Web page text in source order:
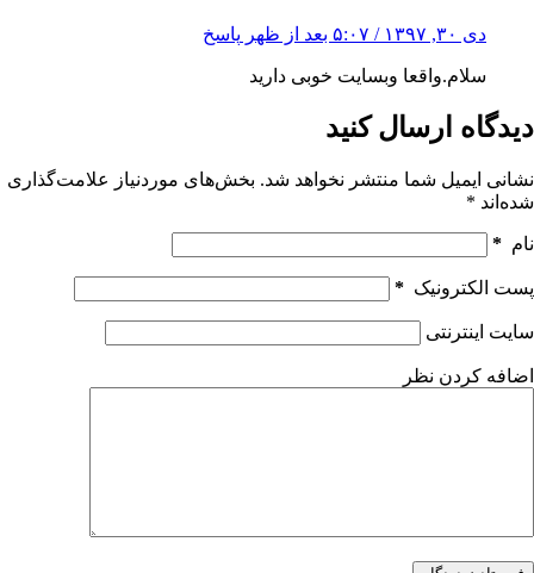
دی ۳۰, ۱۳۹۷ / ۵:۰۷ بعد از ظهر پاسخ
سلام.واقعا وبسایت خوبی دارید
دیدگاه ارسال کنید
نشانی ایمیل شما منتشر نخواهد شد. بخش‌های موردنیاز علامت‌گذاری
شده‌اند *
نام *
پست الکترونیک *
سایت اینترنتی
اضافه کردن نظر